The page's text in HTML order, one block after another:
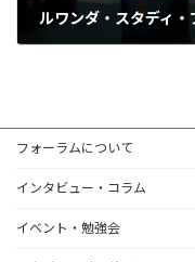
ルワンダ・スタディ
フォーラムについて
インタビュー・コラム
イベント・勉強会